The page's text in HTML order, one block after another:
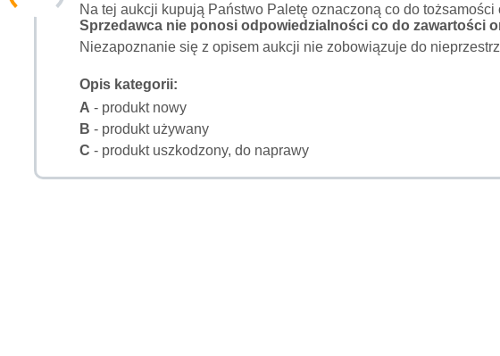
Na tej aukcji kupują Państwo Paletę oznaczoną co do
Sprzedawca nie ponosi odpowiedzialności co do zawartości
Niezapoznanie się z opisem aukcji nie zobowiązuje do
Opis kategorii:
A - produkt nowy
B - produkt używany
C - produkt uszkodzony, do naprawy